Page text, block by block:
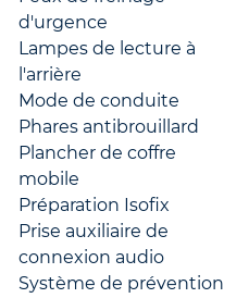
d'urgence
Lampes de lecture à
l'arrière
Mode de conduite
Phares antibrouillard
Plancher de coffre
mobile
Préparation Isofix
Prise auxiliaire de
connexion audio
Système de prévention